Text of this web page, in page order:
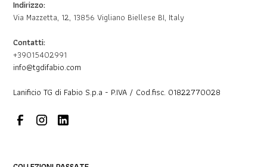
Indirizzo:
Via Mazzetta, 12, 13856 Vigliano Biellese BI, Italy
Contatti:
+39015402991
info@tgdifabio.com
Lanificio TG di Fabio S.p.a - P.IVA / Cod.fisc. 01822770028